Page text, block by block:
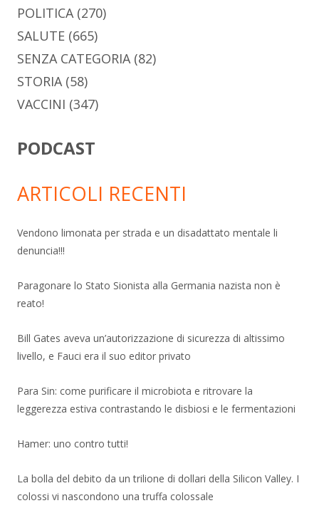
POLITICA(270)
SALUTE (665)
SENZA CATEGORIA(82)
STORIA(58)
VACCINI (347)
PODCAST
ARTICOLI RECENTI
Vendono limonata per strada e un disadattato mentale li
denuncia!!!
Paragonare lo Stato Sionista alla Germania nazista non è
reato!
Bill Gates aveva un’autorizzazione di sicurezza di altissimo
livello, e Fauci era il suo editor privato
Para Sin: come purificare il microbiota e ritrovare la
leggerezza estiva contrastando le disbiosi e le fermentazioni
Hamer: uno contro tutti!
La bolla del debito da un trilione di dollari della Silicon Valley. I
colossi vi nascondono una truffa colossale